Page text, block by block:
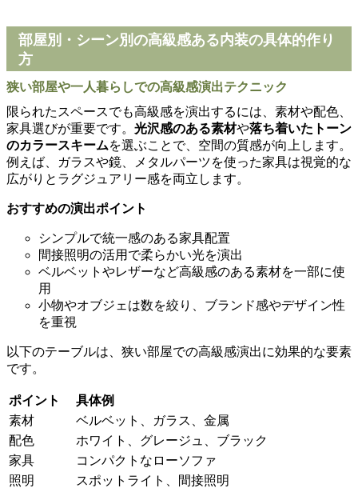
部屋別・シーン別の高級感ある内装の具体的作り
方
狭い部屋や一人暮らしでの高級感演出テクニック
限られたスペースでも高級感を演出するには、素材や配色、
家具選びが重要です。 光沢感のある素材や落ち着いたトーン
のカラースキームを選ぶことで、空間の質感が向上します。
例えば、ガラスや鏡、メタルパーツを使った家具は視覚的な
広がりとラグジュアリー感を両立します。
おすすめの演出ポイント
シンプルで統一感のある家具配置
間接照明の活用で柔らかい光を演出
ベルベットやレザーなど高級感のある素材を一部に使
用
小物やオブジェは数を絞り、ブランド感やデザイン性
を重視
以下のテーブルは、狭い部屋での高級感演出に効果的な要素
です。
ポイント
具体例
素材
ベルベット、ガラス、金属
配色
ホワイト、グレージュ、ブラック
家具
コンパクトなローソファ
照明
スポットライト、間接照明